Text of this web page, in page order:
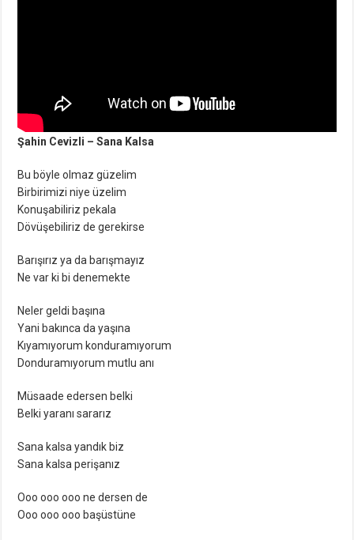
Şahin Cevizli – Sana Kalsa
Bu böyle olmaz güzelim
Birbirimizi niye üzelim
Konuşabiliriz pekala
Dövüşebiliriz de gerekirse
Barışırız ya da barışmayız
Ne var ki bi denemekte
Neler geldi başına
Yani bakınca da yaşına
Kıyamıyorum konduramıyorum
Donduramıyorum mutlu anı
Müsaade edersen belki
Belki yaranı sararız
Sana kalsa yandık biz
Sana kalsa perişanız
Ooo ooo ooo ne dersen de
Ooo ooo ooo başüstüne